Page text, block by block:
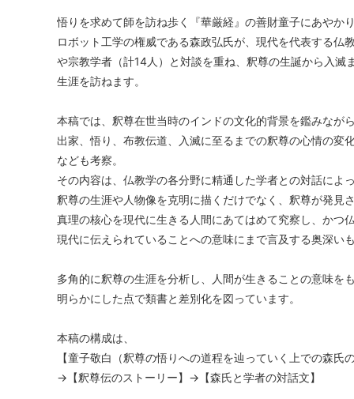
悟りを求めて師を訪ね歩く『華厳経』の善財童子にあやかり
ロボット工学の権威である森政弘氏が、現代を代表する仏
や宗教学者（計14人）と対談を重ね、釈尊の生誕から入滅
生涯を訪ねます。
本稿では、釈尊在世当時のインドの文化的背景を鑑みながら
出家、悟り、布教伝道、入滅に至るまでの釈尊の心情の変
なども考察。
その内容は、仏教学の各分野に精通した学者との対話によ
釈尊の生涯や人物像を克明に描くだけでなく、釈尊が発見
真理の核心を現代に生きる人間にあてはめて究察し、かつ
現代に伝えられていることへの意味にまで言及する奥深いも
多角的に釈尊の生涯を分析し、人間が生きることの意味をも
明らかにした点で類書と差別化を図っています。
本稿の構成は、
【童子敬白（釈尊の悟りへの道程を辿っていく上での森氏の
→【釈尊伝のストーリー】→【森氏と学者の対話文】